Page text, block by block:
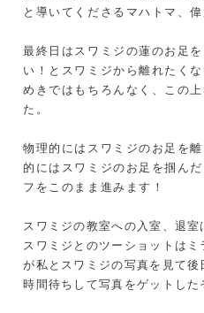
と導いてくださるマハトマ、偉
最終日はスワミジの蓮のお足
い！とスワミジから離れたく
めきではもちろんなく、この
た。
物理的にはスワミジのお足を
的にはスワミジのお足を掴ん
フをこのまま進みます！
スワミジの教室への入室、退室
スワミジとのツーショットは
が私とスワミジの写真を見て後
時間待ちして写真をゲットした